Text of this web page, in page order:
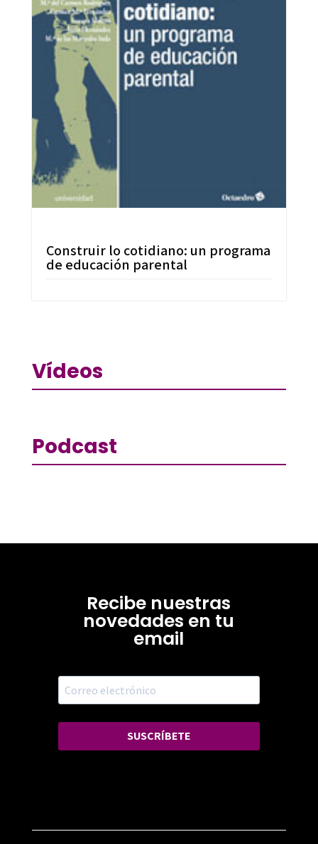
Construir lo cotidiano: un programa
de educación parental
Vídeos
Podcast
Recibe nuestras
novedades en tu
email
SUSCRÍBETE